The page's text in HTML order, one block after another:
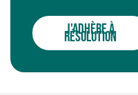
J'ADHÈRE À
RÉSOLUTION